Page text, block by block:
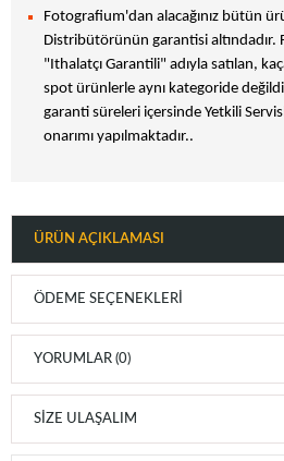
Fotografium'dan alacağınız bütün
Distribütörünün garantisi altındadır.
"Ithalatçı Garantili" adıyla satılan,
spot ürünlerle aynı kategoride
garanti süreleri içersinde Yetkili
onarımı yapılmaktadır..
ÜRÜN AÇIKLAMASI
ÖDEME SEÇENEKLERI
YORUMLAR (0)
SIZE ULAŞALIM